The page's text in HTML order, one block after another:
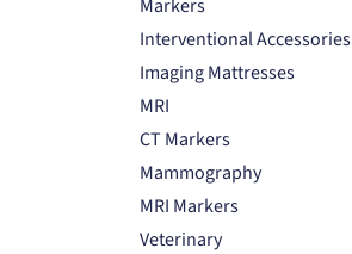
Markers
Interventional Accessories
Imaging Mattresses
MRI
CT Markers
Mammography
MRI Markers
Veterinary